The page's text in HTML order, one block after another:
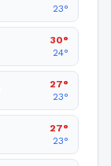
23°
30°
24°
27°
23°
27°
23°